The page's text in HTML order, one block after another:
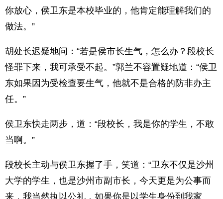
你放心，侯卫东是本校毕业的，他肯定能理解我们的
做法。”
胡处长迟疑地问：“若是侯市长生气，怎么办？段校长
怪罪下来，我可承受不起。”郭兰不容置疑地道：“侯卫
东如果因为受检查要生气，他就不是合格的防非办主
任。”
侯卫东快走两步，道：“段校长，我是你的学生，不敢
当啊。”
段校长主动与侯卫东握了手，笑道：“卫东不仅是沙州
大学的学生，也是沙州市副市长，今天更是为公事而
来，我当然执以公礼，如果你是以学生身份到我家